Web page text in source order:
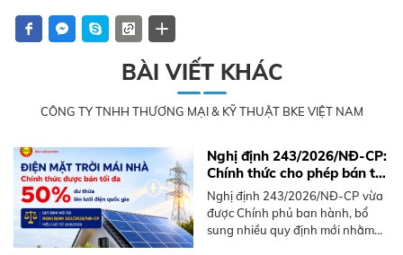
BÀI VIẾT KHÁC
CÔNG TY TNHH THƯƠNG MẠI & KỸ THUẬT BKE VIỆT NAM
Nghị định 243/2026/NĐ-CP:
Chính thức cho phép bán tối
đa 50% điện mặt trời mái
nhà dư thừa
Nghị định 243/2026/NĐ-CP vừa
được Chính phủ ban hành, bổ
sung nhiều quy định mới nhằm